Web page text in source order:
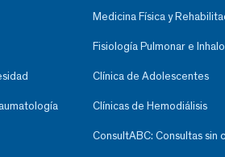
Medicina Física y
Fisiología Pulmonar e
Clínica de Adolescentes
Clínicas de Hemodiálisis
ConsultABC: Consultas sin